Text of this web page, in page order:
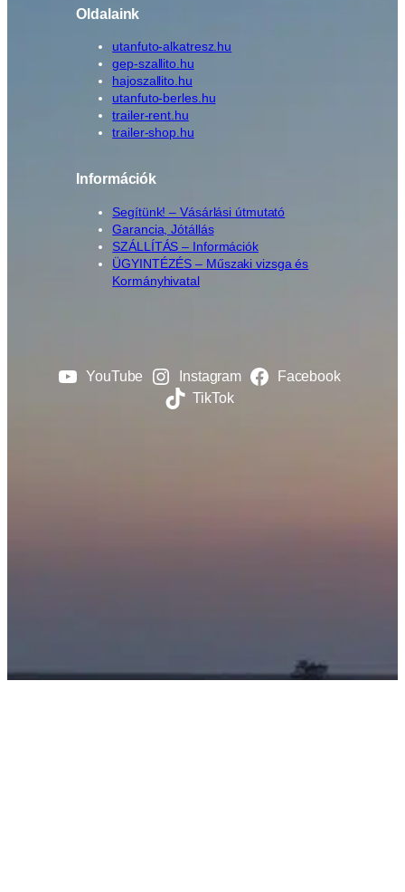
Oldalaink
utanfuto-alkatresz.hu
gep-szallito.hu
hajoszallito.hu
utanfuto-berles.hu
trailer-rent.hu
trailer-shop.hu
Információk
Segítünk! – Vásárlási útmutató
Garancia, Jótállás
SZÁLLÍTÁS – Információk
ÜGYINTÉZÉS – Műszaki vizsga és
Kormányhivatal
YouTube Instagram
Facebook
TikTok